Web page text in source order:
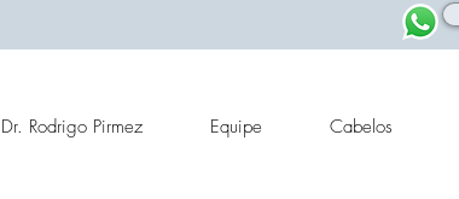
Dr. Rodrigo Pirmez Equipe Cabelos